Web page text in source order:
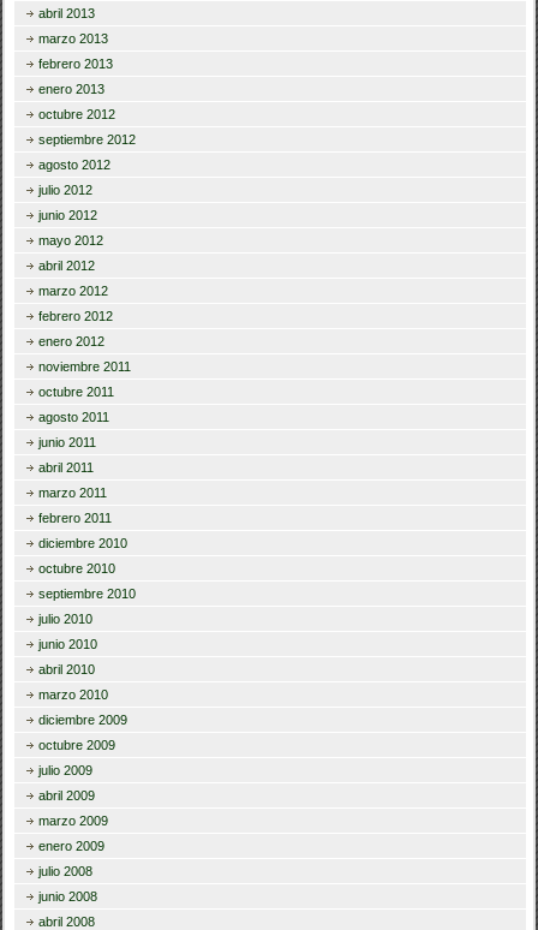
abril 2013
marzo 2013
febrero 2013
enero 2013
octubre 2012
septiembre 2012
agosto 2012
julio 2012
junio 2012
mayo 2012
abril 2012
marzo 2012
febrero 2012
enero 2012
noviembre 2011
octubre 2011
agosto 2011
junio 2011
abril 2011
marzo 2011
febrero 2011
diciembre 2010
octubre 2010
septiembre 2010
julio 2010
junio 2010
abril 2010
marzo 2010
diciembre 2009
octubre 2009
julio 2009
abril 2009
marzo 2009
enero 2009
julio 2008
junio 2008
abril 2008